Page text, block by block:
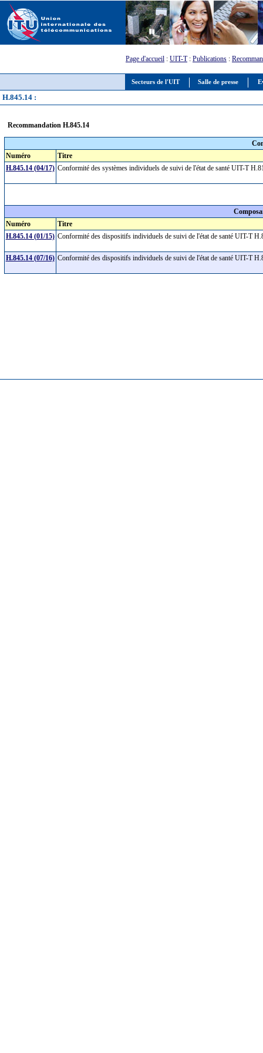
Secteurs de l'UIT Salle de presse
Page d'accueil : UIT-T: Publications :
H.845.14 :
Recommandation H.845.14
Numéro
Titre
H.845.14 (04/17) Conformité des systèmes individuels de suivi de l'état de santé UIT-T
Numéro
Titre
H.845.14 (01/15) Conformité des dispositifs individuels de suivi de l'état de santé UIT-T
H.845.14 (07/16) Conformité des dispositifs individuels de suivi de l'état de santé UIT-T